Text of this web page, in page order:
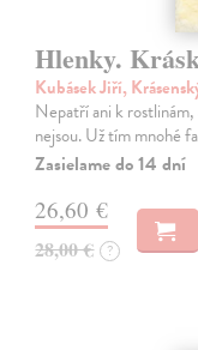
Hlenky.
Kubásek Jiří,
Nepatří ani k
nejsou. Už tím mnohé
Zasielame do 14 dní
26,60 €
28,00 € ?